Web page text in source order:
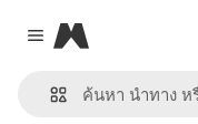
Close menu
Magnific